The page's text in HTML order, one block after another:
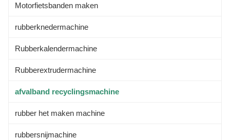
Motorfietsbanden maken
rubberknedermachine
Rubberkalendermachine
Rubberextrudermachine
afvalband recyclingsmachine
rubber het maken machine
rubbersnijmachine